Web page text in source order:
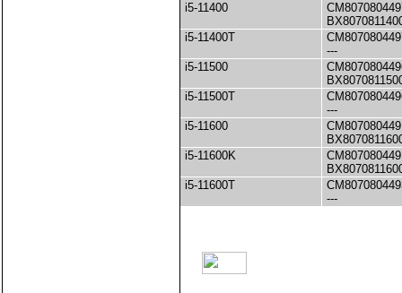
i5-11400
i5-11400T
---
i5-11500
i5-11500T
---
i5-11600
i5-11600K
i5-11600T
---